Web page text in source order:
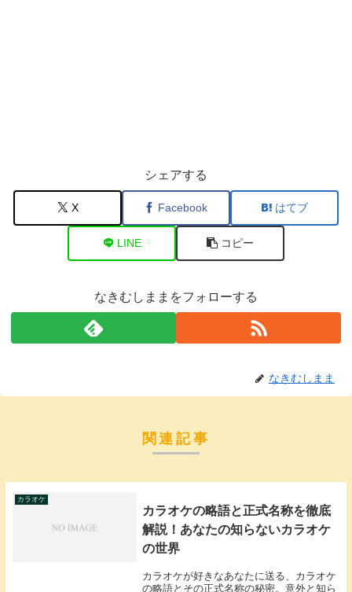
シェアする
X Facebook はてブ
LINE コピー
なきむしままをフォローする
なきむしまま
関連記事
カラオケ
カラオケの略語と正式名称を徹底
解説！あなたの知らないカラオケ
の世界
カラオケが好きなあなたに送る、カラオケ
の略語とその正式名称の秘密。意外と知ら